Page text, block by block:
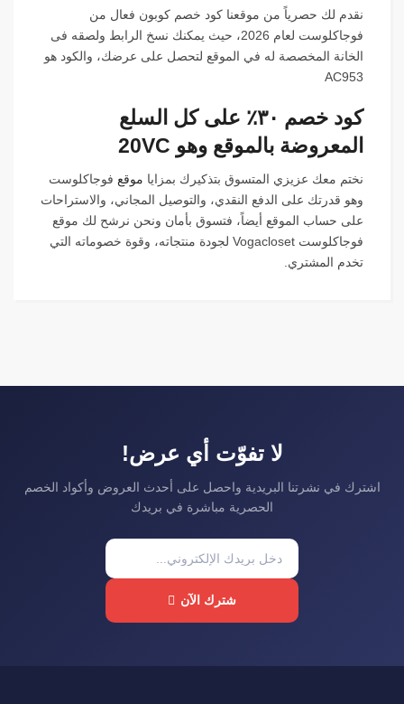
نقدم لك حصرياً من موقعنا كود خصم كوبون فعال من
فوجاكلوست لعام 2026، حيث يمكنك نسخ الرابط ولصقه فى
الخانة المخصصة له في الموقع لتحصل على عرضك، والكود هو
AC953
كود خصم ٣٠٪ على كل السلع
المعروضة بالموقع وهو 20VC
نختم معك عزيزي المتسوق بتذكيرك بمزايا موقعفوجاكلوست
وهو قدرتك على الدفع النقدي، والتوصيل المجاني، والاستراحات
على حساب الموقع أيضاً، فتسوق بأمان ونحن نرشح لك موقع
فوجاكلوست Vogacloset لجودة منتجاته، وقوة خصوماته التي
تخدم المشتري.
لا تفوّت أي عرض!
اشترك في نشرتنا البريدية واحصل على أحدث العروض وأكواد الخصم
الحصرية مباشرة في بريدك
شترك الآن